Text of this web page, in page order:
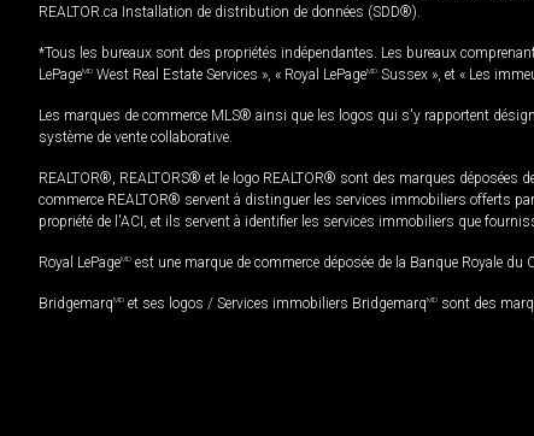
REALTOR.ca Installation de distribution de données (SDD®).
*Tous les bureaux sont des propriétés indépendantes. Les bureaux
LePageMD West Real Estate Services », « Royal LePageMD Sussex », et « Les
Les marques de commerce MLS® ainsi que les logos qui s'y rapportent
système de vente collaborative.
REALTOR®, REALTORS® et le logo REALTOR® sont des marques
commerce REALTOR® servent à distinguer les services immobiliers offerts
propriété de l'ACI, et ils servent à identifier les services immobiliers que
Royal LePageMD est une marque de commerce déposée de la Banque Royale
BridgemarqMD et ses logos / Services immobiliers BridgemarqMD sont des